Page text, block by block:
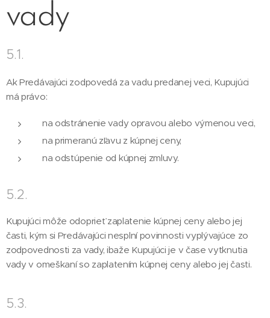
vady
5.1.
Ak Predávajúci zodpovedá za vadu predanej veci, Kupujúci
má právo:
na odstránenie vady opravou alebo výmenou veci,
na primeranú zľavu z kúpnej ceny,
na odstúpenie od kúpnej zmluvy.
5.2.
Kupujúci môže odoprieť zaplatenie kúpnej ceny alebo jej
časti, kým si Predávajúci nesplní povinnosti vyplývajúce zo
zodpovednosti za vady, ibaže Kupujúci je v čase vytknutia
vady v omeškaní so zaplatením kúpnej ceny alebo jej časti.
5.3.